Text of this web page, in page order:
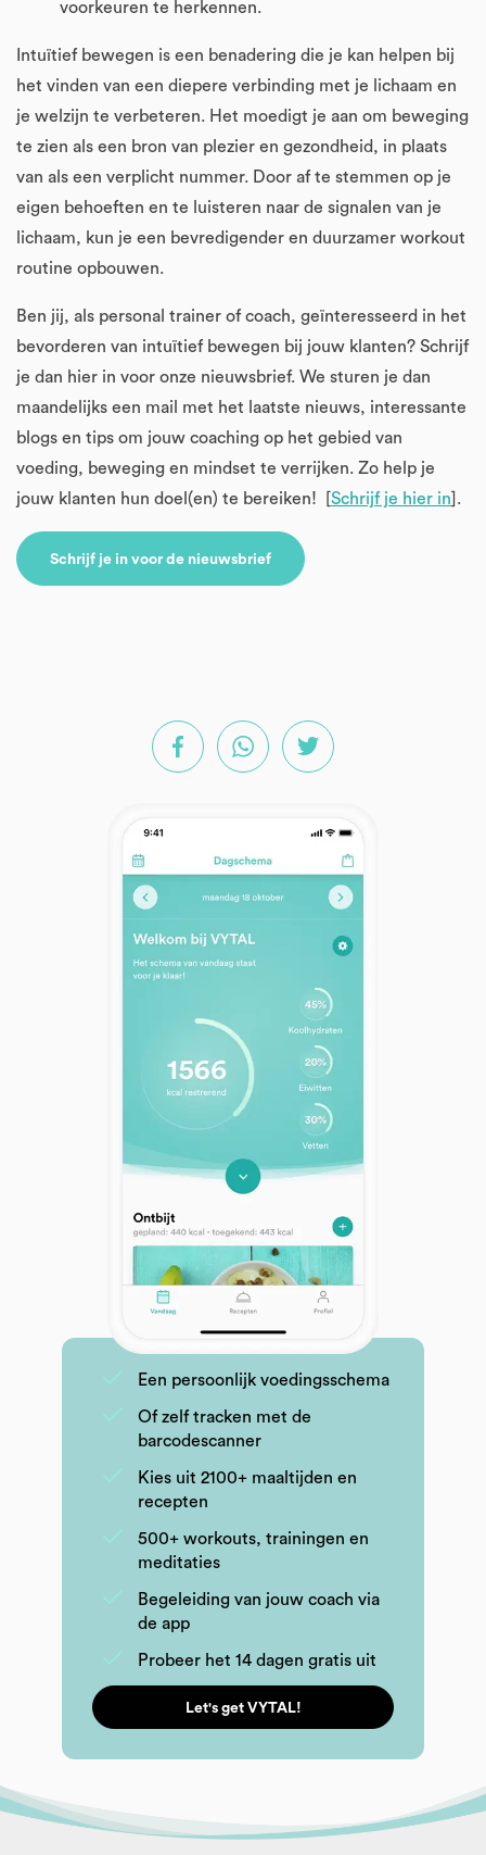
voorkeuren te herkennen.
Intuïtief bewegen is een benadering die je kan helpen bij
het vinden van een diepere verbinding met je lichaam en
je welzijn te verbeteren. Het moedigt je aan om beweging
te zien als een bron van plezier en gezondheid, in plaats
van als een verplicht nummer. Door af te stemmen op je
eigen behoeften en te luisteren naar de signalen van je
lichaam, kun je een bevredigender en duurzamer workout
routine opbouwen.
Ben jij, als personal trainer of coach, geïnteresseerd in het
bevorderen van intuïtief bewegen bij jouw klanten? Schrijf
je dan hier in voor onze nieuwsbrief. We sturen je dan
maandelijks een mail met het laatste nieuws, interessante
blogs en tips om jouw coaching op het gebied van
voeding, beweging en mindset te verrijken. Zo help je
jouw klanten hun doel(en) te bereiken! [ Schrijf je hier in ].
Schrijf je in voor de nieuwsbrief
Een persoonlijk voedingsschema
Of zelf tracken met de
barcodescanner
Kies uit 2100+ maaltijden en
recepten
500+ workouts, trainingen en
meditaties
Begeleiding van jouw coach via
de app
Probeer het 14 dagen gratis uit
Let's get VYTAL!